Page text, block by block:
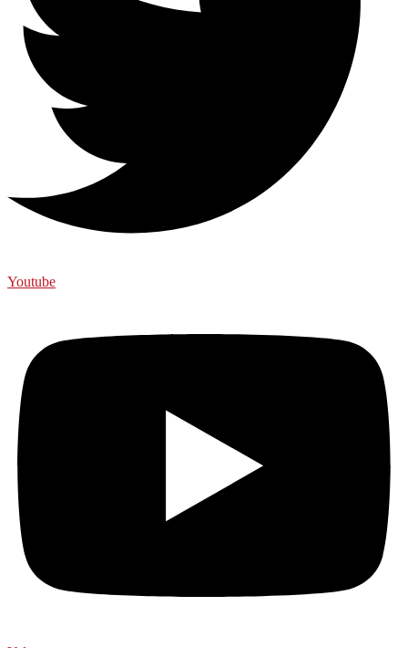
Youtube